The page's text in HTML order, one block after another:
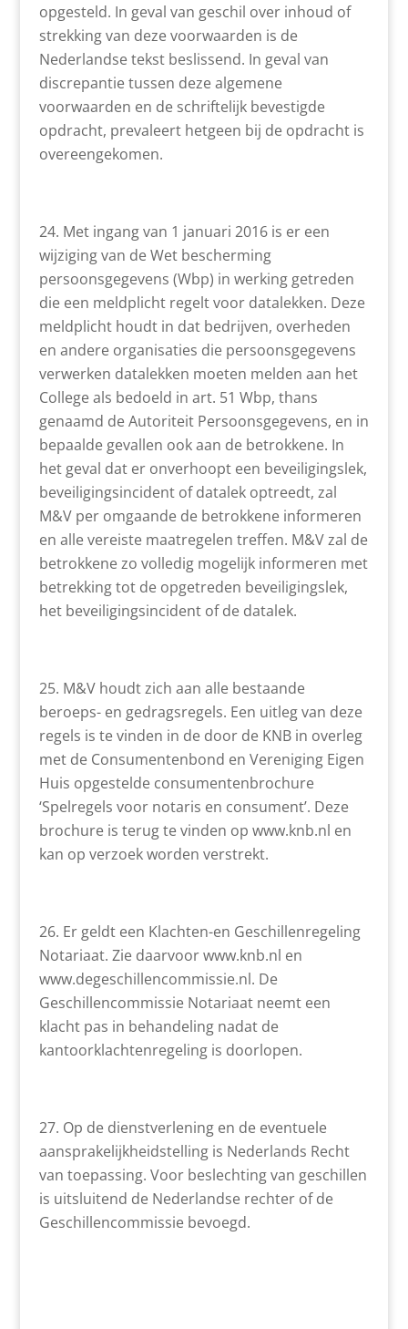
opgesteld. In geval van geschil over inhoud of
strekking van deze voorwaarden is de
Nederlandse tekst beslissend. In geval van
discrepantie tussen deze algemene
voorwaarden en de schriftelijk bevestigde
opdracht, prevaleert hetgeen bij de opdracht is
overeengekomen.
Met ingang van 1 januari 2016 is er een
wijziging van de Wet bescherming
persoonsgegevens (Wbp) in werking getreden
die een meldplicht regelt voor datalekken. Deze
meldplicht houdt in dat bedrijven, overheden
en andere organisaties die persoonsgegevens
verwerken datalekken moeten melden aan het
College als bedoeld in art. 51 Wbp, thans
genaamd de Autoriteit Persoonsgegevens, en in
bepaalde gevallen ook aan de betrokkene. In
het geval dat er onverhoopt een beveiligingslek,
beveiligingsincident of datalek optreedt, zal
M&V per omgaande de betrokkene informeren
en alle vereiste maatregelen treffen. M&V zal de
betrokkene zo volledig mogelijk informeren met
betrekking tot de opgetreden beveiligingslek,
het beveiligingsincident of de datalek.
M&V houdt zich aan alle bestaande
beroeps- en gedragsregels. Een uitleg van deze
regels is te vinden in de door de KNB in overleg
met de Consumentenbond en Vereniging Eigen
Huis opgestelde consumentenbrochure
‘Spelregels voor notaris en consument’. Deze
brochure is terug te vinden op www.knb.nl en
kan op verzoek worden verstrekt.
Er geldt een Klachten-en Geschillenregeling
Notariaat. Zie daarvoor www.knb.nl en
www.degeschillencommissie.nl. De
Geschillencommissie Notariaat neemt een
klacht pas in behandeling nadat de
kantoorklachtenregeling is doorlopen.
Op de dienstverlening en de eventuele
aansprakelijkheidstelling is Nederlands Recht
van toepassing. Voor beslechting van geschillen
is uitsluitend de Nederlandse rechter of de
Geschillencommissie bevoegd.